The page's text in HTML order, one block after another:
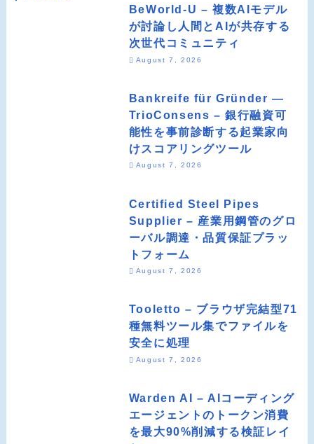
BeWorld-U – 複数AIモデル
が討論し人間とAIが共存する
次世代コミュニティ
August 7, 2026
Bankreife für Gründer —
TrioConsens – 銀行融資可
能性を事前診断する起業家向
けスコアリングツール
August 7, 2026
Certified Steel Pipes
Supplier – 産業用鋼管のグロ
ーバル調達・品質保証プラッ
トフォーム
August 7, 2026
Tooletto – ブラウザ完結型71
種無料ツール集でファイルを
安全に処理
August 7, 2026
Warden AI – AIコーディング
エージェントのトークン消費
を最大90%削減する検証レイ